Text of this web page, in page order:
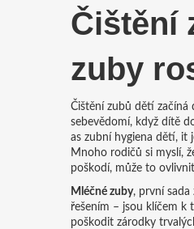
Čištění
zuby
Čištění zubů dětí začíná
sebevědomí, když dítě
as zubní hygiena dětí, it
Mnoho rodičů si myslí,
poškodí, může to
Mléčné zuby, první sada
řešením – jsou klíčem k
poškodit zárodky